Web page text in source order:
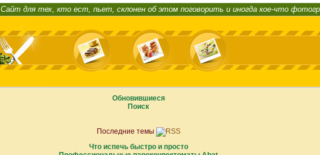
Сайт для тех, кто ест, пьет, склонен об этом поговорить и иногда кое-что
Обновившиеся
Поиск
Последние темы
Что испечь быстро и просто